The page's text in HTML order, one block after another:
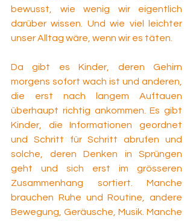
bewusst, wie wenig wir eigentlich
darüber wissen. Und wie viel leichter
unser Alltag wäre, wenn wir es täten.
Da gibt es Kinder, deren Gehirn
morgens sofort wach ist und anderen,
die erst nach langem Auftauen
überhaupt richtig ankommen. Es gibt
Kinder, die Informationen geordnet
und Schritt für Schritt abrufen und
solche, deren Denken in Sprüngen
geht und sich erst im grösseren
Zusammenhang sortiert. Manche
brauchen Ruhe und Routine, andere
Bewegung, Geräusche, Musik. Manche